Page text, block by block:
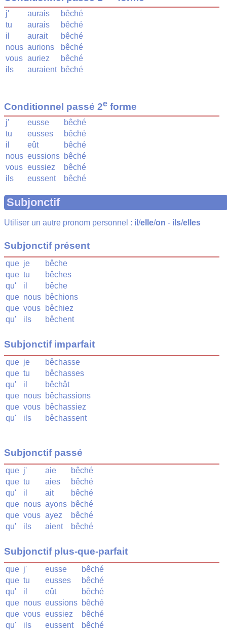
j' aurais
bêché
tu
aurais
bêché
il
aurait
bêché
nous aurions
bêché
vous auriez
bêché
ils
auraient bêché
Conditionnel passé 2e forme
j' eusse
bêché
tu
eusses
bêché
il
eût
bêché
nous eussions bêché
vous eussiez
bêché
ils
eussent bêché
Subjonctif
Utiliser un autre pronom personnel : il /elle/on - ils/elles
Subjonctif présent
que je
bêche
que tu
bêches
qu'
il
bêche
que nous bêchions
que vous
bêchiez
qu'
ils bêchent
Subjonctif imparfait
que je
bêchasse
que tu
bêchasses
qu'
il
bêchât
que nous bêchassions
que vous
bêchassiez
qu'
ils bêchassent
Subjonctif passé
que j' aie
bêché
que tu aies
bêché
qu'
il ait
bêché
que nous ayons bêché
que vous ayez
bêché
qu'
ils aient bêché
Subjonctif plus-que-parfait
que j' eusse
bêché
que tu eusses
bêché
qu'
il eût
bêché
que nous eussions bêché
que vous eussiez
bêché
qu'
ils eussent bêché